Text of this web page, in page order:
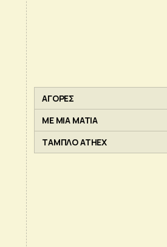
ΑΓΟΡΕΣ
ΜΕ ΜΙΑ ΜΑΤΙΑ
ΤΑΜΠΛΟ ATHEX